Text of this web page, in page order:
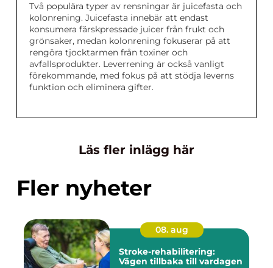
Två populära typer av rensningar är juicefasta och
kolonrening. Juicefasta innebär att endast
konsumera färskpressade juicer från frukt och
grönsaker, medan kolonrening fokuserar på att
rengöra tjocktarmen från toxiner och
avfallsprodukter. Leverrening är också vanligt
förekommande, med fokus på att stödja leverns
funktion och eliminera gifter.
Läs fler inlägg här
Fler nyheter
08. aug
Stroke-rehabilitering:
Vägen tillbaka till vardagen